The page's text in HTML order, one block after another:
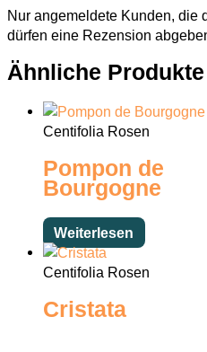
Nur angemeldete Kunden, die
dürfen eine Rezension
Ähnliche Produkte
Centifolia Rosen
Pompon de
Bourgogne
Weiterlesen
Centifolia Rosen
Cristata